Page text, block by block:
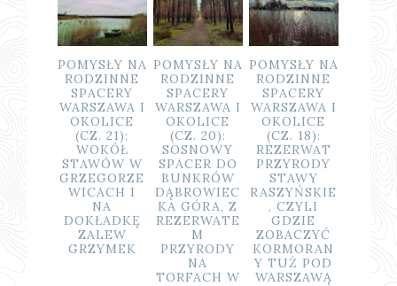
POMYSŁY NA
RODZINNE
SPACERY
WARSZAWA I
OKOLICE
(CZ. 21):
WOKÓŁ
STAWÓW W
GRZEGORZE
WICACH I
DOKŁADKĘ
ZALEW
GRZYMEK
POMYSŁY NA
RODZINNE
SPACERY
WARSZAWA I
OKOLICE
(CZ. 20):
SOSNOWY
SPACER DO
BUNKRÓW
DĄBROWIEC
KA GÓRA, Z
REZERWATE
PRZYRODY
TORFACH W
POMYSŁY NA
RODZINNE
SPACERY
WARSZAWA I
OKOLICE
(CZ. 18):
REZERWAT
PRZYRODY
STAWY
RASZYŃSKIE
, CZYLI
GDZIE
ZOBACZYĆ
KORMORAN
Y TUŻ POD
WARSZAWĄ
POMYSŁY NA
RODZINNE
SPACERY
WARSZAWA I
OKOLICE
REZERWAT
PRZYRODY
UROCZYSKO
STEPHANA I
ZIMNE DOŁY
K/ ZALESIA
GÓRNEGO